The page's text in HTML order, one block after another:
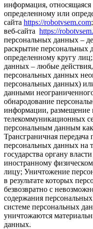
информация,
определенному или
сайта https://robotvsem.com
веб-сайта https://
персональных данных –
раскрытие персональных
определенному кругу
данных – любые
персональных данных
персональных данных)
данными
обнародование
информации,
телекоммуникационных
персональным данным
Трансграничная
персональных данных на
государства органу
иностранному
лицу; Уничтожение
в результате которых
безвозвратно с
содержания
системе персональных
уничтожаются
данных.